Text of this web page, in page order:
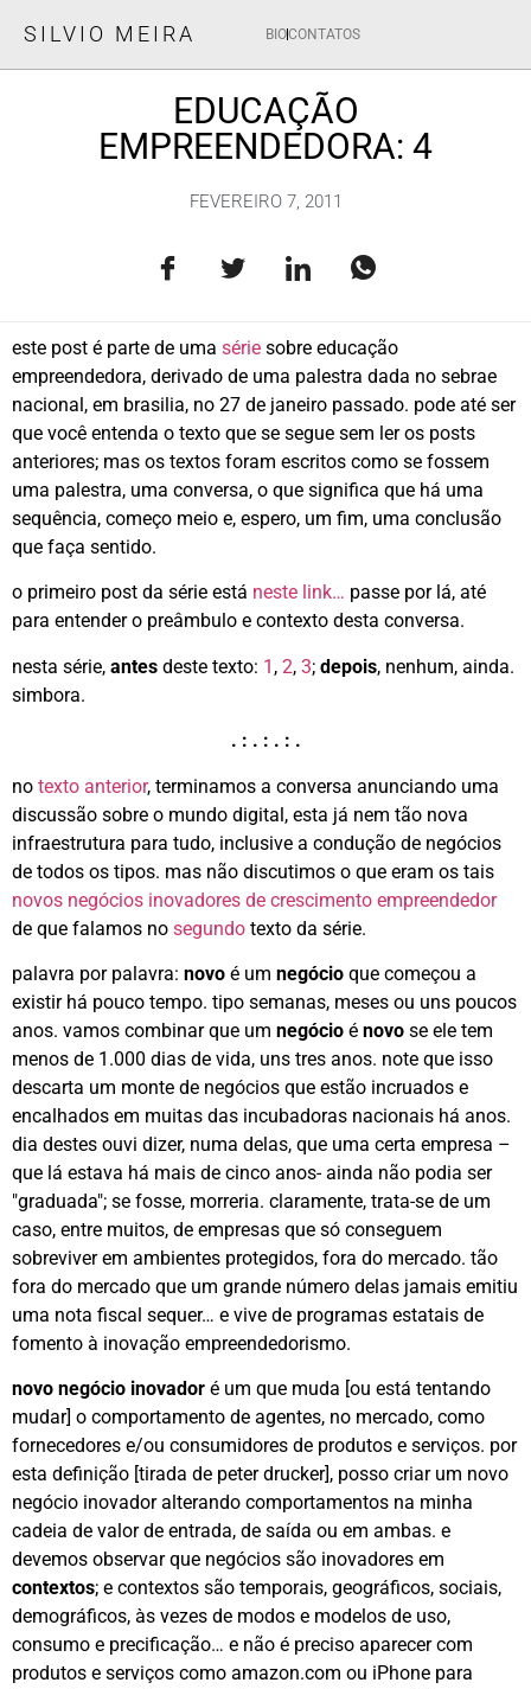
SILVIO MEIRA BIOCONTATOS
EDUCAÇÃO
EMPREENDEDORA: 4
FEVEREIRO 7, 2011
este post é parte de uma série sobre educação
empreendedora, derivado de uma palestra dada no sebrae
nacional, em brasilia, no 27 de janeiro passado. pode até ser
que você entenda o texto que se segue sem ler os posts
anteriores; mas os textos foram escritos como se fossem
uma palestra, uma conversa, o que significa que há uma
sequência, começo meio e, espero, um fim, uma conclusão
que faça sentido.
o primeiro post da série está neste link… passe por lá, até
para entender o preâmbulo e contexto desta conversa.
nesta série, antes deste texto: 1 , 2, 3; depois, nenhum, ainda.
simbora.
. : . : . : .
no texto anterior, terminamos a conversa anunciando uma
discussão sobre o mundo digital, esta já nem tão nova
infraestrutura para tudo, inclusive a condução de negócios
de todos os tipos. mas não discutimos o que eram os tais
novos negócios inovadores de crescimento empreendedor
de que falamos no segundo texto da série.
palavra por palavra: novo é um negócio que começou a
existir há pouco tempo. tipo semanas, meses ou uns poucos
anos. vamos combinar que um negócio é novo se ele tem
menos de 1.000 dias de vida, uns tres anos. note que isso
descarta um monte de negócios que estão incruados e
encalhados em muitas das incubadoras nacionais há anos.
dia destes ouvi dizer, numa delas, que uma certa empresa –
que lá estava há mais de cinco anos- ainda não podia ser
"graduada"; se fosse, morreria. claramente, trata-se de um
caso, entre muitos, de empresas que só conseguem
sobreviver em ambientes protegidos, fora do mercado. tão
fora do mercado que um grande número delas jamais emitiu
uma nota fiscal sequer… e vive de programas estatais de
fomento à inovação empreendedorismo.
novo negócio inovador é um que muda [ou está tentando
mudar] o comportamento de agentes, no mercado, como
fornecedores e/ou consumidores de produtos e serviços. por
esta definição [tirada de peter drucker], posso criar um novo
negócio inovador alterando comportamentos na minha
cadeia de valor de entrada, de saída ou em ambas. e
devemos observar que negócios são inovadores em
contextos; e contextos são temporais, geográficos, sociais,
demográficos, às vezes de modos e modelos de uso,
consumo e precificação… e não é preciso aparecer com
produtos e serviços como amazon.com ou iPhone para